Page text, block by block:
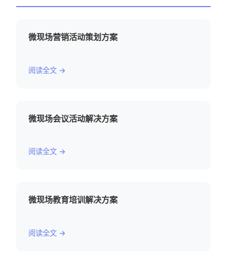
微现场营销活动策划方案
阅读全文 →
微现场会议活动解决方案
阅读全文 →
微现场教育培训解决方案
阅读全文 →